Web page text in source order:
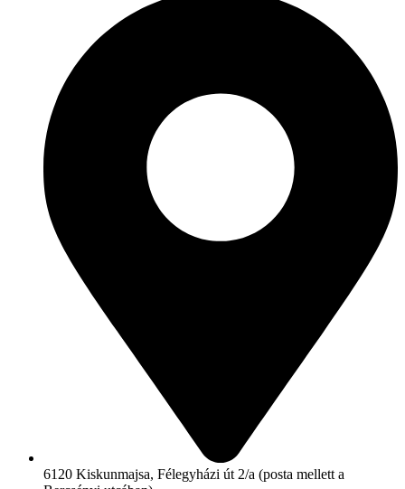
6120 Kiskunmajsa, Félegyházi út 2/a (posta mellett a